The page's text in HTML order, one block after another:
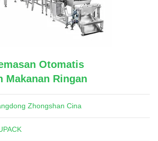
Otomatis
Makanan Ringan
Zhongshan Cina